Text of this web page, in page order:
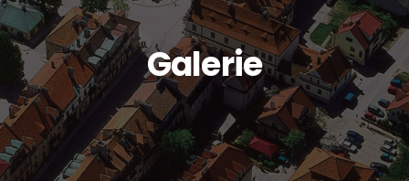
Informacje praktyczne
Kalendarz imprez
Do pobrania
Interaktywna mapa
Galerie